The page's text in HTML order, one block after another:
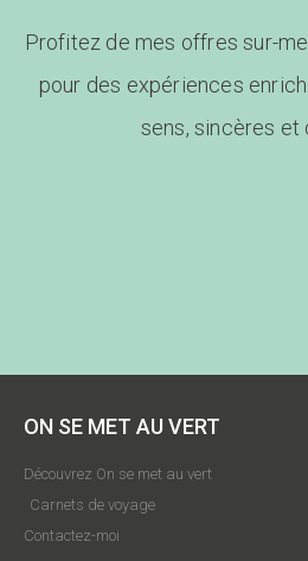
Profitez de mes offres sur-
pour des expériences
sens, sincères et
ON SE MET AU VERT
Découvrez On se met au vert
Carnets de voyage
Contactez-moi